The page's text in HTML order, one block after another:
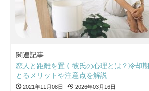
関連記事
恋人と距離を置く彼氏の心理とは？冷却
とるメリットや注意点を解説
2021年11月08日 2026年03月16日